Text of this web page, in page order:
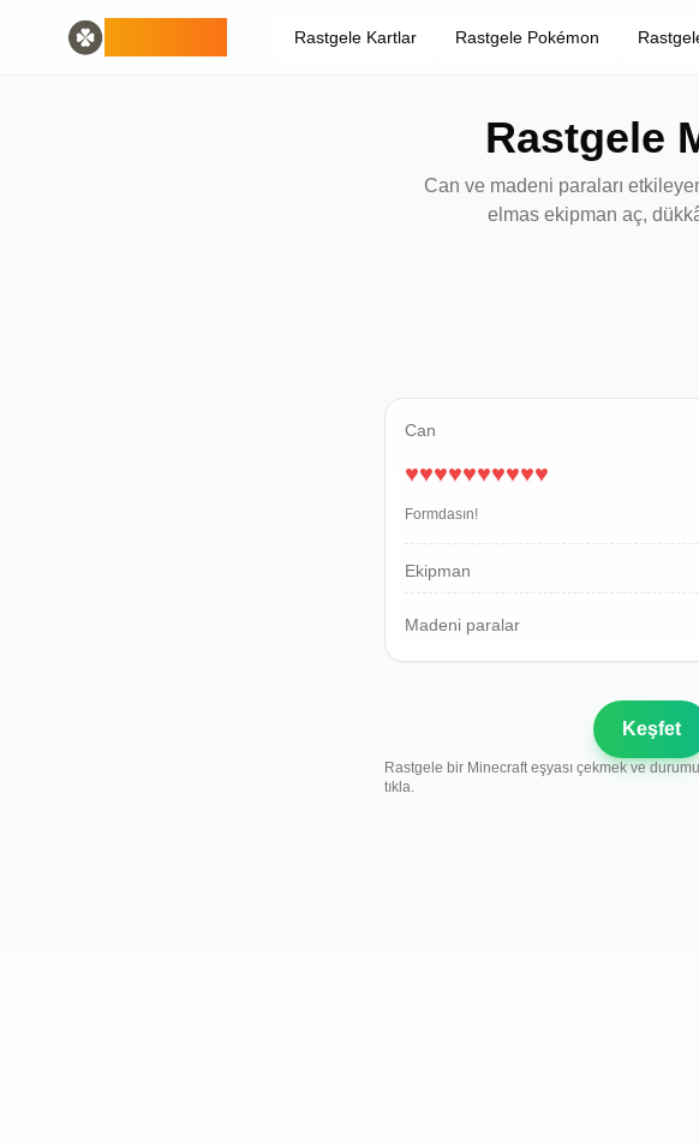
Random Generators
Español
Rastgele Kartlar Rastgele Pokémon
Rastgele
Can ve madeni paraları
elmas ekipman aç,
Can
♥♥♥♥♥♥♥♥♥♥
Formdasın!
Ekipman
Madeni paralar
Keşfet
Rastgele bir Minecraft eşyası çekmek ve
tıkla.